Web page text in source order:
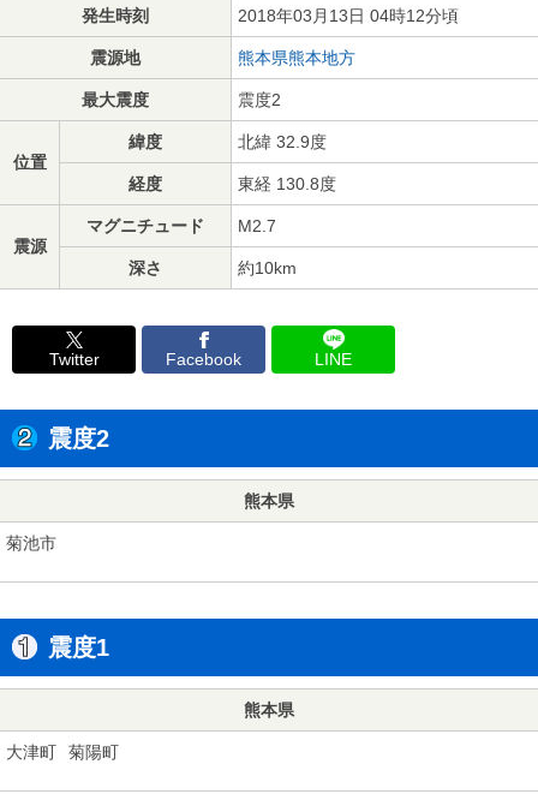
発生時刻 2018年03月13日 04時12分頃
震源地 熊本県熊本地方
最大震度 震度2
位置
緯度 北緯 32.9度
経度 東経 130.8度
震源
マグニチュード M2.7
深さ 約10km
Twitter Facebook LINE
震度2
熊本県
菊池市
震度1
熊本県
大津町 菊陽町